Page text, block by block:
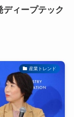
ィープテック
産業トレンド